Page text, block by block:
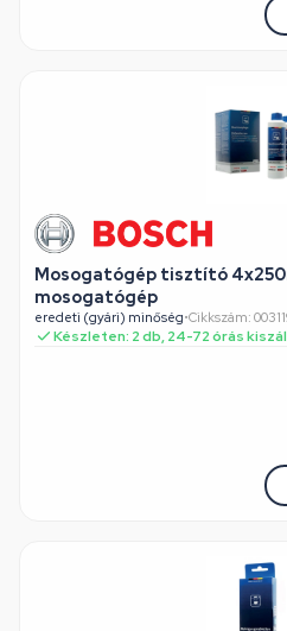
Mosogatógép tisztító
mosogatógép
eredeti (gyári) minőség•Cikkszám:
Készleten: 2 db, 24-72 órás